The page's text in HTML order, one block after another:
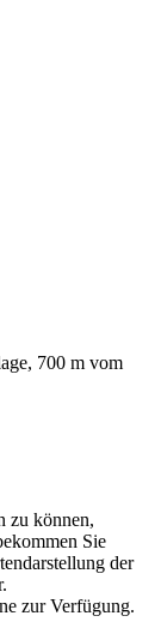
700 m vom
zu können,
Sie
der
zur Verfügung.